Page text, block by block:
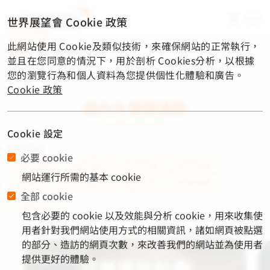
material-
symbols-
rounded
首頁 / 關懷與捐款
國內外關懷議題
#國內服務 #國外服務
#飢餓三十
#教育支持 #淨水衛生
#脆弱兒少
世界展望會 Cookie 政策
此網站使用 Cookie及類似技術，來確保網站的正常執行，
並且在您同意的情況下，用於剖析 Cookies分析，以根據
您的瀏覽行為和個人資料為您提供個性化體驗和廣告。
Cookie 政策
Cookie 設定
必要 cookie
網站運行所需的基本 cookie
全部 cookie
包含必要的 cookie 以及效能與分析 cookie，用來收集使
用者針對我們網站使用方式的相關資訊，諸如網頁被點選
的部分、造訪的網頁次數，來改善我們的網站並為使用者
提供更好的體驗。